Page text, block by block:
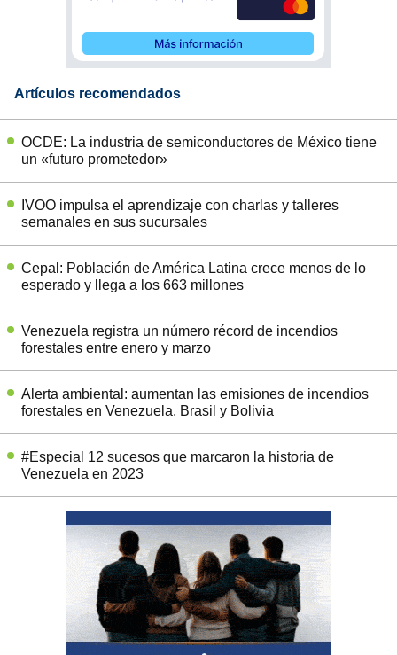
Artículos recomendados
OCDE: La industria de semiconductores de México tiene
un «futuro prometedor»
IVOO impulsa el aprendizaje con charlas y talleres
semanales en sus sucursales
Cepal: Población de América Latina crece menos de lo
esperado y llega a los 663 millones
Venezuela registra un número récord de incendios
forestales entre enero y marzo
Alerta ambiental: aumentan las emisiones de incendios
forestales en Venezuela, Brasil y Bolivia
#Especial 12 sucesos que marcaron la historia de
Venezuela en 2023